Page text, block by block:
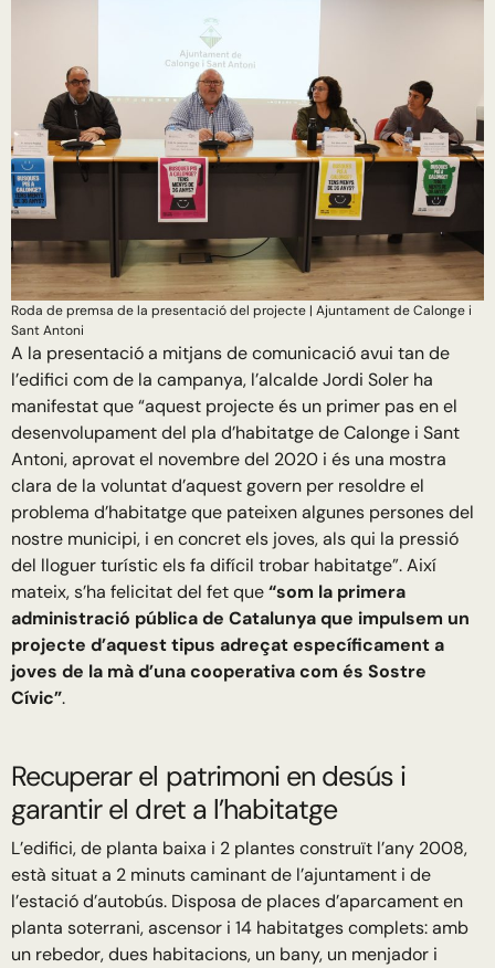
Roda de premsa de la presentació del projecte | Ajuntament de Calonge i
Sant Antoni
A la presentació a mitjans de comunicació avui tan de
l’edifici com de la campanya, l’alcalde Jordi Soler ha
manifestat que “aquest projecte és un primer pas en el
desenvolupament del pla d’habitatge de Calonge i Sant
Antoni, aprovat el novembre del 2020 i és una mostra
clara de la voluntat d’aquest govern per resoldre el
problema d’habitatge que pateixen algunes persones del
nostre municipi, i en concret els joves, als qui la pressió
del lloguer turístic els fa difícil trobar habitatge”. Així
mateix, s’ha felicitat del fet que“som la primera
administració pública de Catalunya que impulsem un
projecte d’aquest tipus adreçat específicament a
joves de la mà d’una cooperativa com és Sostre
Cívic”.
Recuperar el patrimoni en desús i
garantir el dret a l’habitatge
L’edifici, de planta baixa i 2 plantes construït l’any 2008,
està situat a 2 minuts caminant de l’ajuntament i de
l’estació d’autobús. Disposa de places d’aparcament en
planta soterrani, ascensor i 14 habitatges complets: amb
un rebedor, dues habitacions, un bany, un menjador i